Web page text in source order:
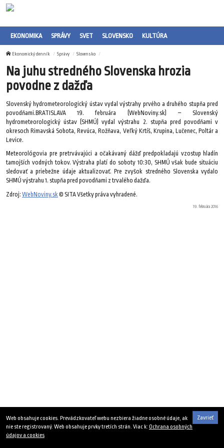
EKONOMIKA SPRÁVY SVET SLOVENSKO KULTÚRA
Ekonomický denník Správy Slovensko
Na juhu stredného Slovenska hrozia
povodne z dažďa
Slovenský hydrometeorologický ústav vydal výstrahy prvého a druhého stupňa pred
povodňami.BRATISLAVA 19. februára (WebNoviny.sk) – Slovenský
hydrometeorologický ústav (SHMÚ) vydal výstrahu 2. stupňa pred povodňami v
okresoch Rimavská Sobota, Revúca, Rožňava, Veľký Krtíš, Krupina, Lučenec, Poltár a
Levice.
Meteorológovia pre pretrvávajúci a očakávaný dážď predpokladajú vzostup hladín
tamojších vodných tokov. Výstraha platí do soboty 10:30, SHMÚ však bude situáciu
sledovať a priebežne údaje aktualizovať. Pre zvyšok stredného Slovenska vydalo
SHMÚ výstrahu 1. stupňa pred povodňami z trvalého dažďa.
Zdroj: WebNoviny.sk © SITA Všetky práva vyhradené.
19. februára 2016
Zavrieť
Web obsahuje cookies. Prevádzkovateľ webu nezbiera žiadne osobné údaje, ak
nie ste registrovaný. Web obsahuje prvky tretích strán. Viac k: Ochrana osobných
údajov a cookies